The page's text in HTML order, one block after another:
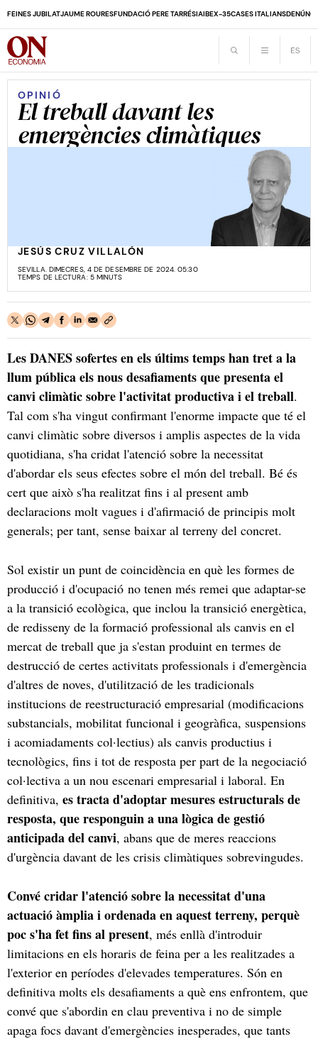
FEINES JUBILATJAUME ROURESFUNDACIÓ PERE TARRÉSIAIBEX-35CASES ITALIANS
OPINIÓ
El treball davant les
emergències climàtiques
JESÚS CRUZ VILLALÓN
SEVILLA. DIMECRES, 4 DE DESEMBRE DE 2024. 05:30
TEMPS DE LECTURA: 5 MINUTS
Les DANES sofertes en els últims temps han tret a la
llum pública els nous desafiaments que presenta el
canvi climàtic sobre l'activitat productiva i el treball.
Tal com s'ha vingut confirmant l'enorme impacte que té el
canvi climàtic sobre diversos i amplis aspectes de la vida
quotidiana, s'ha cridat l'atenció sobre la necessitat
d'abordar els seus efectes sobre el món del treball. Bé és
cert que això s'ha realitzat fins i al present amb
declaracions molt vagues i d'afirmació de principis molt
generals; per tant, sense baixar al terreny del concret.
Sol existir un punt de coincidència en què les formes de
producció i d'ocupació no tenen més remei que adaptar-se
a la transició ecològica, que inclou la transició energètica,
de redisseny de la formació professional als canvis en el
mercat de treball que ja s'estan produint en termes de
destrucció de certes activitats professionals i d'emergència
d'altres de noves, d'utilització de les tradicionals
institucions de reestructuració empresarial (modificacions
substancials, mobilitat funcional i geogràfica, suspensions
i acomiadaments col·lectius) als canvis productius i
tecnològics, fins i tot de resposta per part de la negociació
col·lectiva a un nou escenari empresarial i laboral. En
definitiva, es tracta d'adoptar mesures estructurals de
resposta, que responguin a una lògica de gestió
anticipada del canvi, abans que de meres reaccions
d'urgència davant de les crisis climàtiques sobrevingudes.
Convé cridar l'atenció sobre la necessitat d'una
actuació àmplia i ordenada en aquest terreny, perquè
poc s'ha fet fins al present, més enllà d'introduir
limitacions en els horaris de feina per a les realitzades a
l'exterior en períodes d'elevades temperatures. Són en
definitiva molts els desafiaments a què ens enfrontem, que
convé que s'abordin en clau preventiva i no de simple
apaga focs davant d'emergències inesperades, que tants